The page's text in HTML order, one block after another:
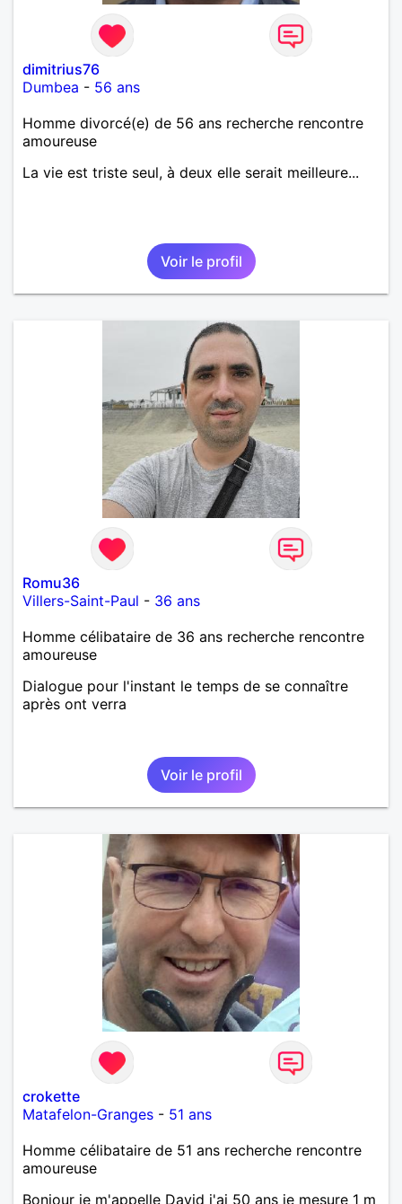
dimitrius76
Dumbea - 56 ans
Homme divorcé(e) de 56 ans recherche rencontre
amoureuse
La vie est triste seul, à deux elle serait meilleure...
Voir le profil
Romu36
Villers-Saint-Paul - 36 ans
Homme célibataire de 36 ans recherche rencontre
amoureuse
Dialogue pour l'instant le temps de se connaître
après ont verra
Voir le profil
crokette
Matafelon-Granges - 51 ans
Homme célibataire de 51 ans recherche rencontre
amoureuse
Bonjour je m'appelle David j'ai 50 ans je mesure 1 m